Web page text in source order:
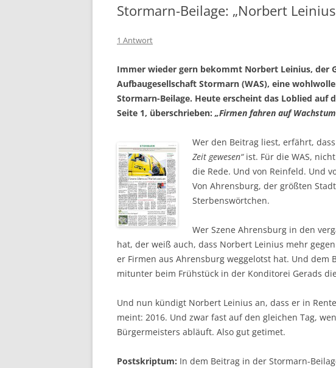
Stormarn-Beilage: „Norbert
1 Antwort
Immer wieder gern bekommt Norbert Leinius, der
Aufbaugesellschaft Stormarn (WAS), eine
Stormarn-Beilage. Heute erscheint das Loblied auf
Seite 1, überschrieben: „Firmen fahren auf
Wer den Beitrag liest, erfährt, dass
Zeit gewesen“ist. Für die WAS,
die Rede. Und von Reinfeld. Und
Von Ahrensburg, der größten
Sterbenswörtchen.
Wer Szene Ahrensburg in den
hat, der weiß auch, dass Norbert Leinius mehr
er Firmen aus Ahrensburg weggelotst hat. Und dem
mitunter beim Frühstück in der Konditorei Gerads
Und nun kündigt Norbert Leinius an, dass er in
meint: 2016. Und zwar fast auf den gleichen Tag,
Bürgermeisters abläuft. Also gut getimet.
Postskriptum: In dem Beitrag in der Stormarn-